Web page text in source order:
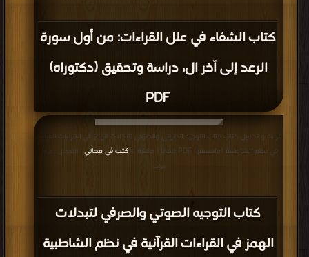
كتاب الشفاء في علل القراءات: من أول سورة
الرعد إلى آخر ال، دراسة وتحقيق (دكتوراه)
PDF
كتاب التوجيه الصوتي والصرفي لتبدلات
الهمز في القراءات القرآنية في نظم الشاطبية
قراءة و تحميل كتاب كتاب التوجيه الصوتي والصرفي لتبدلات الهمز في القراءات القرآنية
في نظم الشاطبية (ماجستير) PDF مجانا | مكتبة >
كتب في مجاني | التحميل : مرة/
مرات